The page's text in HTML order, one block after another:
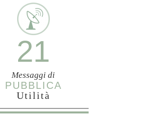
21
Messaggi di
PUBBLICA
Utilità